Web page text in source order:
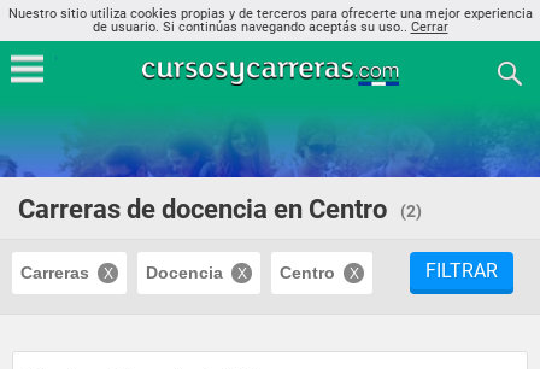
Nuestro sitio utiliza cookies propias y de terceros para ofrecerte una mejor experiencia
de usuario. Si continúas navegando aceptás su uso.. Cerrar
Carreras de docencia en Centro (2)
Carreras Docencia Centro FILTRAR